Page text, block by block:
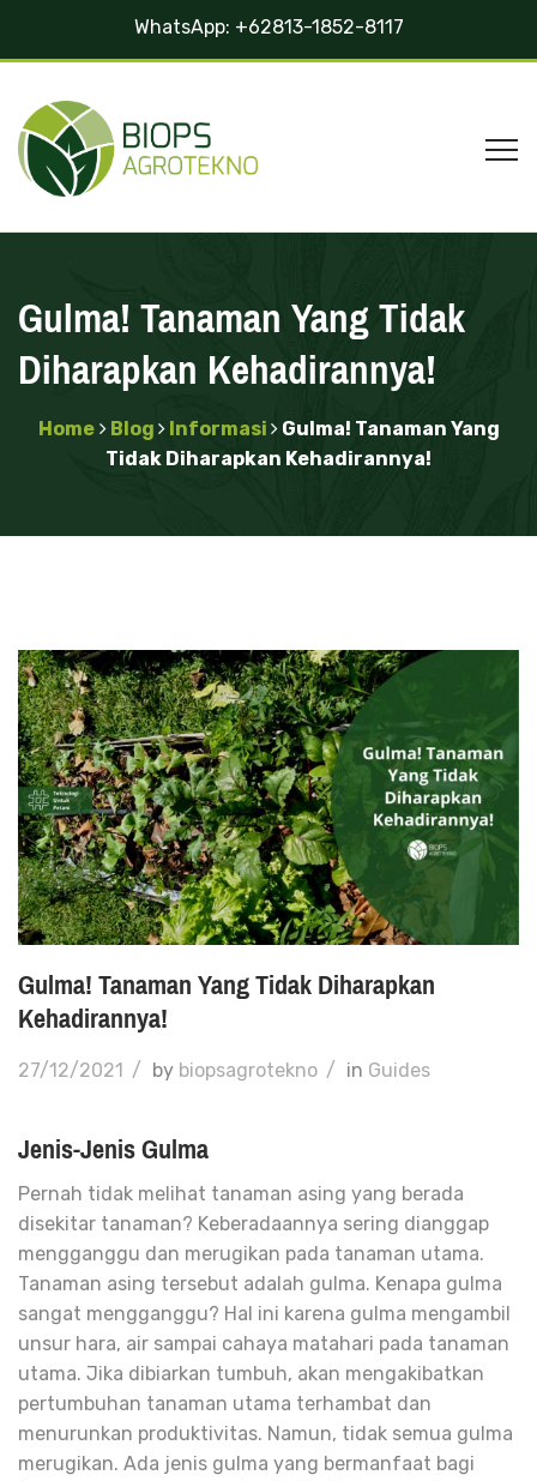
WhatsApp: +62813-1852-8117
Gulma! Tanaman Yang Tidak
Diharapkan Kehadirannya!
Home Blog Informasi
Gulma! Tanaman Yang
Tidak Diharapkan Kehadirannya!
Gulma! Tanaman Yang Tidak Diharapkan
Kehadirannya!
27/12/2021 / by biopsagrotekno / in Guides
Jenis-Jenis Gulma
Pernah tidak melihat tanaman asing yang berada
disekitar tanaman? Keberadaannya sering dianggap
mengganggu dan merugikan pada tanaman utama.
Tanaman asing tersebut adalah gulma. Kenapa gulma
sangat mengganggu? Hal ini karena gulma mengambil
unsur hara, air sampai cahaya matahari pada tanaman
utama. Jika dibiarkan tumbuh, akan mengakibatkan
pertumbuhan tanaman utama terhambat dan
menurunkan produktivitas. Namun, tidak semua gulma
merugikan. Ada jenis gulma yang bermanfaat bagi